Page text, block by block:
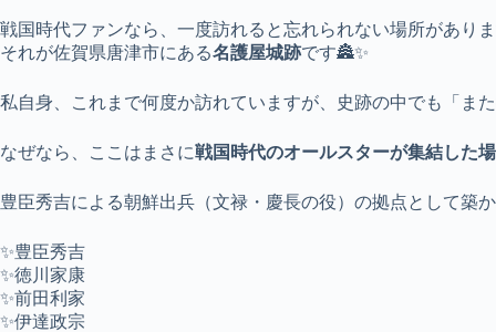
戦国時代ファンなら、一度訪れると忘れられない場所がありま
それが佐賀県唐津市にある名護屋城跡です🏯✨
私自身、これまで何度か訪れていますが、史跡の中でも「ま
なぜなら、ここはまさに戦国時代のオールスターが集結した
豊臣秀吉による朝鮮出兵（文禄・慶長の役）の拠点として築か
✨豊臣秀吉
✨徳川家康
✨前田利家
✨伊達政宗